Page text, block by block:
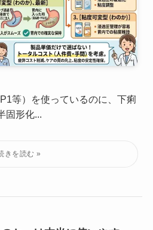
等）を使っているのに、下痢
固形化...